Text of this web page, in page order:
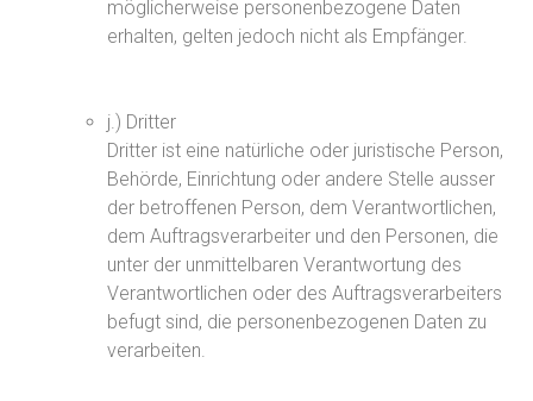
möglicherweise personenbezogene Daten
erhalten, gelten jedoch nicht als Empfänger.
j.) Dritter
Dritter ist eine natürliche oder juristische Person,
Behörde, Einrichtung oder andere Stelle ausser
der betroffenen Person, dem Verantwortlichen,
dem Auftragsverarbeiter und den Personen, die
unter der unmittelbaren Verantwortung des
Verantwortlichen oder des Auftragsverarbeiters
befugt sind, die personenbezogenen Daten zu
verarbeiten.